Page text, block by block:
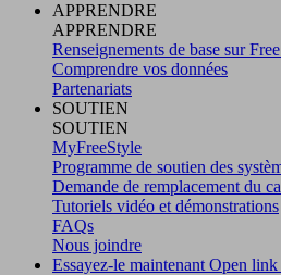
APPRENDRE
APPRENDRE
Renseignements de base sur
Comprendre vos données
Partenariats
SOUTIEN
SOUTIEN
MyFreeStyle
Programme de soutien des
Demande de remplacement du
Tutoriels vidéo et démonstrations
FAQs
Nous joindre
Essayez-le maintenant Open link